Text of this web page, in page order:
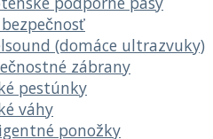
(domáce ultrazvuky)
zábrany
pestúnky
váhy
ponožky